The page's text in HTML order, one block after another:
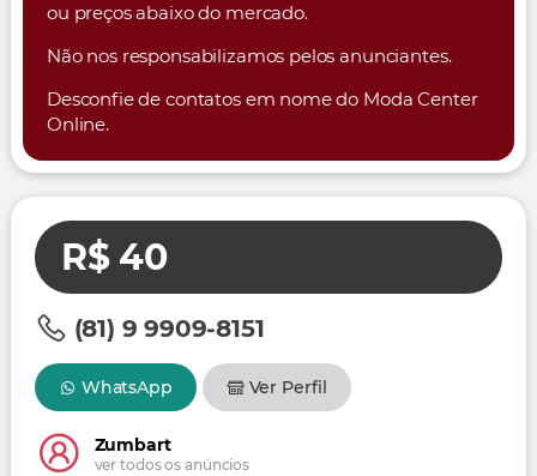
ou preços abaixo do mercado.
Não nos responsabilizamos pelos anunciantes.
Desconfie de contatos em nome do Moda Center
Online.
R$ 40
(81) 9 9909-8151
WhatsApp Ver Perfil
Zumbart
ver todos os anúncios